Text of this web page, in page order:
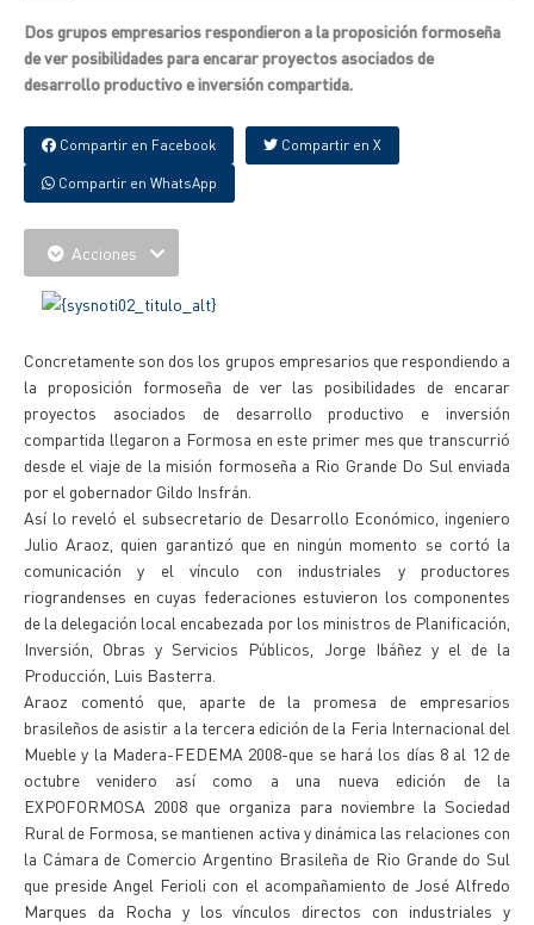
Dos grupos empresarios respondieron a la proposición formoseña
de ver posibilidades para encarar proyectos asociados de
desarrollo productivo e inversión compartida.
Compartir en Facebook Compartir en X
Compartir en WhatsApp
Acciones
Concretamente son dos los grupos empresarios que respondiendo a
la proposición formoseña de ver las posibilidades de encarar
proyectos asociados de desarrollo productivo e inversión
compartida llegaron a Formosa en este primer mes que transcurrió
desde el viaje de la misión formoseña a Rio Grande Do Sul enviada
por el gobernador Gildo Insfrán.
Así lo reveló el subsecretario de Desarrollo Económico, ingeniero
Julio Araoz, quien garantizó que en ningún momento se cortó la
comunicación y el vínculo con industriales y productores
riograndenses en cuyas federaciones estuvieron los componentes
de la delegación local encabezada por los ministros de Planificación,
Inversión, Obras y Servicios Públicos, Jorge Ibáñez y el de la
Producción, Luis Basterra.
Araoz comentó que, aparte de la promesa de empresarios
brasileños de asistir a la tercera edición de la Feria Internacional del
Mueble y la Madera-FEDEMA 2008-que se hará los días 8 al 12 de
octubre venidero así como a una nueva edición de la
EXPOFORMOSA 2008 que organiza para noviembre la Sociedad
Rural de Formosa, se mantienen activa y dinámica las relaciones con
la Cámara de Comercio Argentino Brasileña de Rio Grande do Sul
que preside Angel Ferioli con el acompañamiento de José Alfredo
Marques da Rocha y los vínculos directos con industriales y